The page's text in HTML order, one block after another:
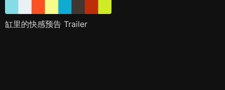
缸里的快感预告 Trailer